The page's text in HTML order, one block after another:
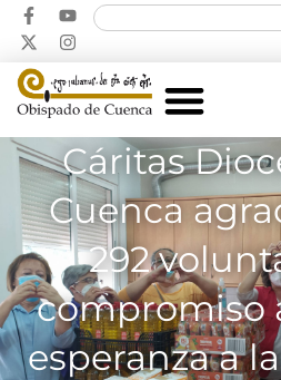
Cáritas
Cuenca
292
compromiso
esperanza a